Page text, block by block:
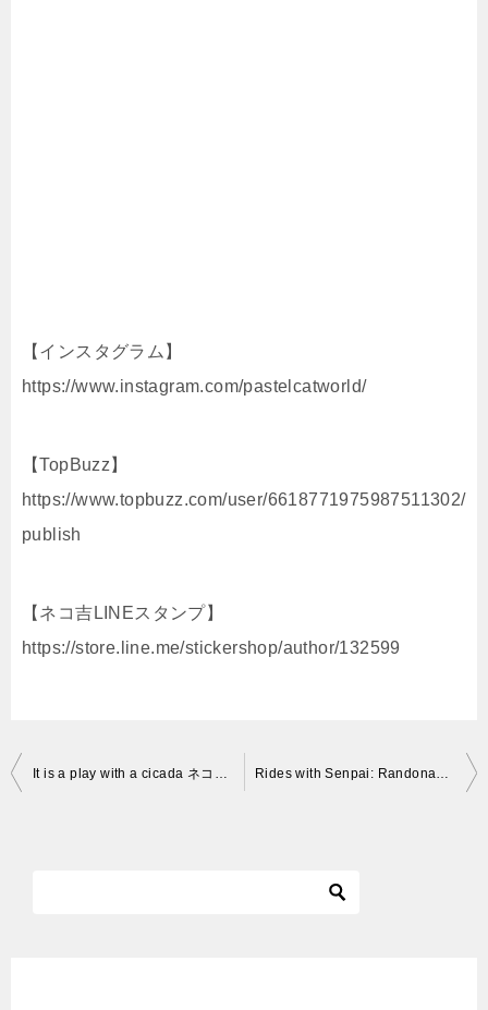
【インスタグラム】
https://www.instagram.com/pastelcatworld/
【TopBuzz】
https://www.topbuzz.com/user/6618771975987511302/
publish
【ネコ吉LINEスタンプ】
https://store.line.me/stickershop/author/132599
投
It is a play with a cicada ネコとセミ A cat and cicada Rides with Senpai: Randonautica 1